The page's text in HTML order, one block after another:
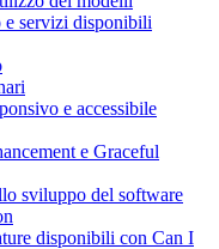
servizi disponibili
e accessibile
e Graceful
sviluppo del software
disponibili con Can I